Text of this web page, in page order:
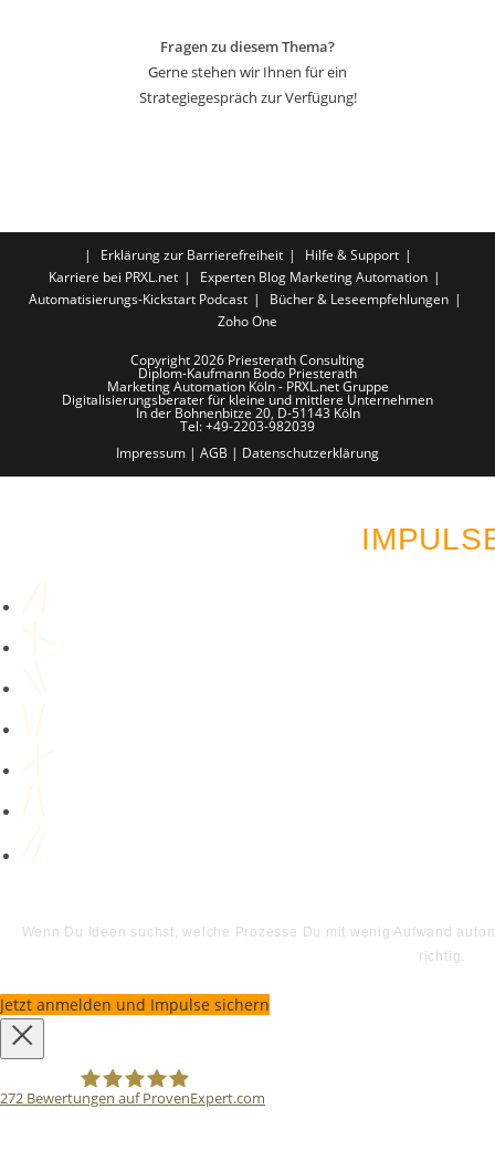
Fragen zu diesem Thema?
Gerne stehen wir Ihnen für ein
Strategiegespräch zur Verfügung!
Erklärung zur Barrierefreiheit
Hilfe & Support
Karriere bei PRXL.net
Experten Blog Marketing Automation
Automatisierungs-Kickstart Podcast
Bücher & Leseempfehlungen
Zoho One
Copyright 2026 Priesterath Consulting
Diplom-Kaufmann Bodo Priesterath
Marketing Automation Köln - PRXL.net Gruppe
Digitalisierungsberater für kleine und mittlere Unternehmen
In der Bohnenbitze 20, D-51143 Köln
Tel: +49-2203-982039
Impressum | AGB | Datenschutzerklärung
Wenn Du Ideen suchst, welche Prozesse Du mit wenig Aufwand
richtig.
Jetzt anmelden und Impulse sichern
272 Bewertungen auf ProvenExpert.com